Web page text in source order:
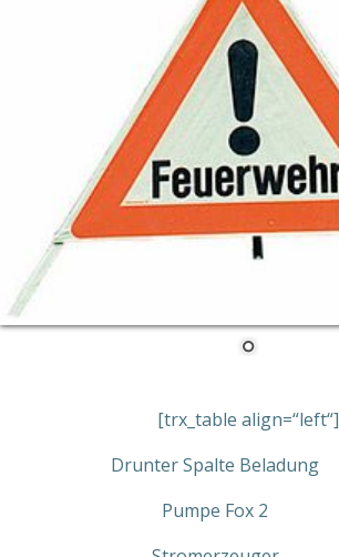
[trx_table align=“left“]
Drunter Spalte Beladung
Pumpe Fox 2